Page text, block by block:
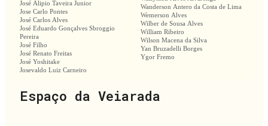
José Alipio Taveira Junior
Jose Carlo Pontes
José Carlos Alves
José Eduardo Gonçalves Sbroggio
Pereira
José Filho
José Renato Freitas
José Yoshitake
Josevaldo Luiz Carneiro
Wanderson Antero da Costa de Lima
Wemerson Alves
Wilber de Sousa Alves
William Ribeiro
Wilson Macena da Silva
Yan Bruzadelli Borges
Ygor Fremo
Espaço da Veiarada